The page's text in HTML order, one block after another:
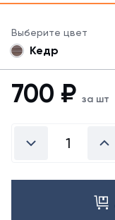
Выберите цвет
Кедр
700 ₽ за шт